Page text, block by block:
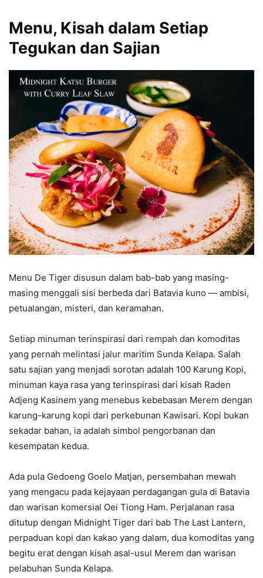
Menu, Kisah dalam Setiap
Tegukan dan Sajian
Menu De Tiger disusun dalam bab-bab yang masing-
masing menggali sisi berbeda dari Batavia kuno — ambisi,
petualangan, misteri, dan keramahan.
Setiap minuman terinspirasi dari rempah dan komoditas
yang pernah melintasi jalur maritim Sunda Kelapa. Salah
satu sajian yang menjadi sorotan adalah 100 Karung Kopi,
minuman kaya rasa yang terinspirasi dari kisah Raden
Adjeng Kasinem yang menebus kebebasan Merem dengan
karung-karung kopi dari perkebunan Kawisari. Kopi bukan
sekadar bahan, ia adalah simbol pengorbanan dan
kesempatan kedua.
Ada pula Gedoeng Goelo Matjan, persembahan mewah
yang mengacu pada kejayaan perdagangan gula di Batavia
dan warisan komersial Oei Tiong Ham. Perjalanan rasa
ditutup dengan Midnight Tiger dari bab The Last Lantern,
perpaduan kopi dan kakao yang dalam, dua komoditas yang
begitu erat dengan kisah asal-usul Merem dan warisan
pelabuhan Sunda Kelapa.